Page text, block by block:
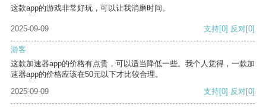
这款app的游戏非常好玩，可以让我消磨时间。
2025-09-09 支持[0] 反对[0]
游客
这款加速器app的价格有点贵，可以适当降低一些。我个人觉得，一款加
速器app的价格应该在50元以下才比较合理。
2025-09-09
支持[0] 反对[0]